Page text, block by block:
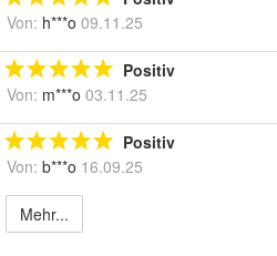
Von: h***o 09.11.25
Positiv
Von: m***o 03.11.25
Positiv
Von: b***o 16.09.25
Mehr...